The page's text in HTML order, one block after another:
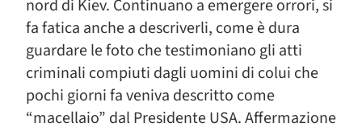
nord di Kiev. Continuano a emergere orrori, si
fa fatica anche a descriverli, come è dura
guardare le foto che testimoniano gli atti
criminali compiuti dagli uomini di colui che
pochi giorni fa veniva descritto come
“macellaio” dal Presidente USA. Affermazione